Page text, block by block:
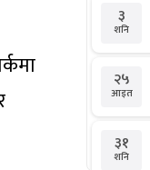
३
शनि
२५
आइत
३१
शनि